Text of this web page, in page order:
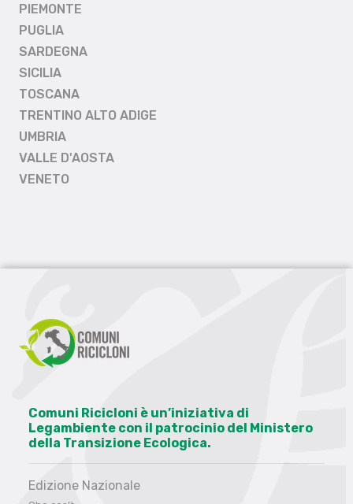
PIEMONTE
PUGLIA
SARDEGNA
SICILIA
TOSCANA
TRENTINO ALTO ADIGE
UMBRIA
VALLE D'AOSTA
VENETO
Comuni Ricicloni è un’iniziativa di
Legambiente con il patrocinio del Ministero
della Transizione Ecologica.
Edizione Nazionale